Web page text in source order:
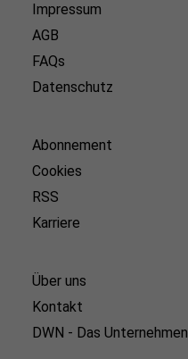
Impressum
AGB
FAQs
Datenschutz
Abonnement
Cookies
RSS
Karriere
Über uns
Kontakt
DWN - Das Unternehmen